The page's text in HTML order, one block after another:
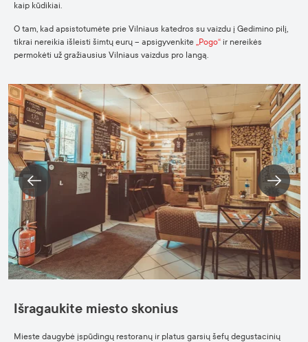
kaip kūdikiai.
O tam, kad apsistotumėte prie Vilniaus katedros su vaizdu į Gedimino pilį,
tikrai nereikia išleisti šimtų eurų – apsigyvenkite „Pogo“ ir nereikės
permokėti už gražiausius Vilniaus vaizdus pro langą.
Išragaukite miesto skonius
Mieste daugybė įspūdingų restoranų ir platus garsių šefų degustacinių